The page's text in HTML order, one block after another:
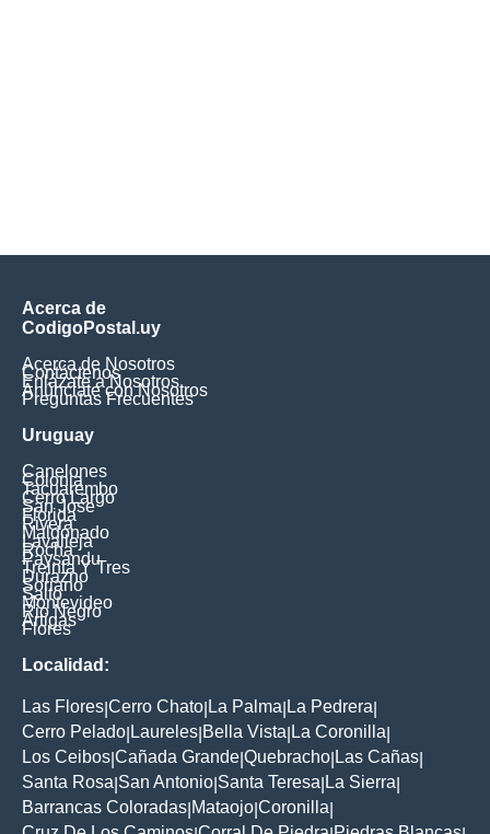
Acerca de
CodigoPostal.uy
Acerca de Nosotros
Contáctenos
Enlázate a Nosotros
Anúnciate con Nosotros
Preguntas Frecuentes
Uruguay
Canelones
Colonia
Tacuarembo
Cerro Largo
San Jose
Florida
Rivera
Maldonado
Lavalleja
Rocha
Paysandu
Treinta Y Tres
Durazno
Soriano
Salto
Montevideo
Rio Negro
Artigas
Flores
Localidad:
Las Flores Cerro Chato La Palma La Pedrera
Cerro Pelado Laureles Bella Vista La Coronilla
Los Ceibos Cañada Grande Quebracho Las Cañas
Santa Rosa San Antonio Santa Teresa La Sierra
Barrancas Coloradas Mataojo Coronilla